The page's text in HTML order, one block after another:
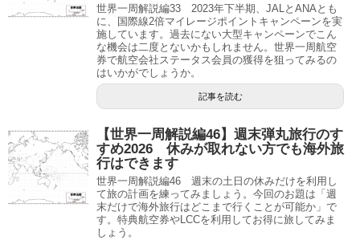
世界一周解説編33 2023年下半期、JALとANAとも
に、国際線2倍マイレージポイントキャンペーンを実
施しています。過去にない大型キャンペーンでこん
な機会は二度とないかもしれません。世界一周航空
券で航空会社ステータス会員の獲得を狙ってみるの
はいかがでしょうか。
記事を読む
【世界一周解説編46】週末弾丸旅行のす
すめ2026 休みが取れない方でも海外旅
行はできます
世界一周解説編46 週末の土日の休みだけを利用し
て旅の計画を練ってみましょう。今回のお題は「週
末だけで海外旅行はどこまで行くことが可能か」で
す。特典航空券やLCCを利用してお得に旅してみま
しょう。